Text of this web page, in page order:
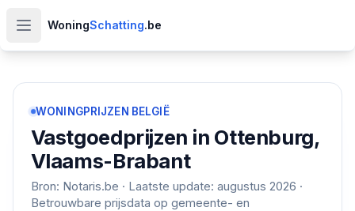
Open hoofdmenu
WoningSchatting.be
WONINGPRIJZEN BELGIË
Vastgoedprijzen in Ottenburg,
Vlaams-Brabant
Bron: Notaris.be · Laatste update: augustus 2026 ·
Betrouwbare prijsdata op gemeente- en